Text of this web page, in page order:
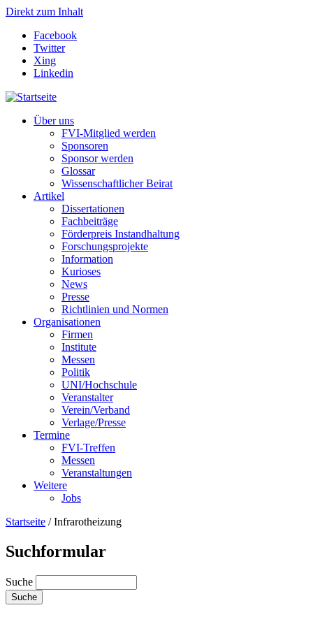
Direkt zum Inhalt
Facebook
Twitter
Xing
Linkedin
Über uns
FVI-Mitglied werden
Sponsoren
Sponsor werden
Glossar
Wissenschaftlicher Beirat
Artikel
Dissertationen
Fachbeiträge
Förderpreis Instandhaltung
Forschungsprojekte
Information
Kurioses
News
Presse
Richtlinien und Normen
Organisationen
Firmen
Institute
Messen
Politik
UNI/Hochschule
Veranstalter
Verein/Verband
Verlage/Presse
Termine
FVI-Treffen
Messen
Veranstaltungen
Weitere
Jobs
Startseite /Infrarotheizung
Suchformular
Suche